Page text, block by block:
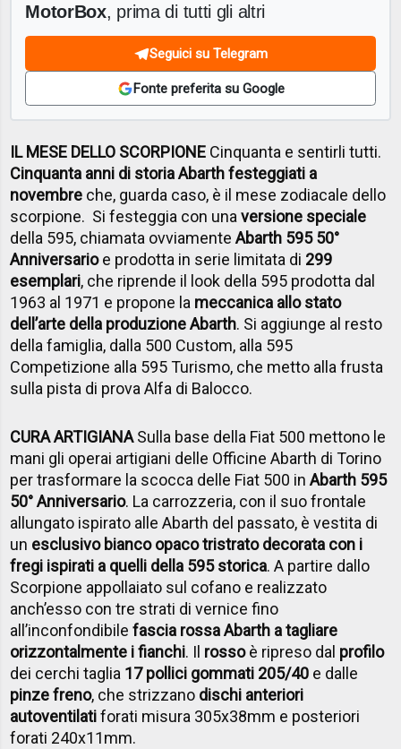
MotorBox, prima di tutti gli altri
Seguici su Telegram
Fonte preferita su Google
IL MESE DELLO SCORPIONE Cinquanta e sentirli tutti.
Cinquanta anni di storia Abarth festeggiati a
novembre che, guarda caso, è il mese zodiacale dello
scorpione. Si festeggia con unaversione speciale
della 595, chiamata ovviamenteAbarth 595 50°
Anniversarioe prodotta in serie limitata di 299
esemplari, che riprende il look della 595 prodotta dal
1963 al 1971 e propone la meccanica allo stato
dell’arte della produzione Abarth. Si aggiunge al resto
della famiglia, dalla 500 Custom, alla 595
Competizione alla 595 Turismo, che metto alla frusta
sulla pista di prova Alfa di Balocco.
CURA ARTIGIANASulla base della Fiat 500 mettono le
mani gli operai artigiani delle Officine Abarth di Torino
per trasformare la scocca delle Fiat 500 inAbarth 595
50° Anniversario. La carrozzeria, con il suo frontale
allungato ispirato alle Abarth del passato, è vestita di
un esclusivo bianco opaco tristrato decorata con i
fregi ispirati a quelli della 595 storica. A partire dallo
Scorpione appollaiato sul cofano e realizzato
anch’esso con tre strati di vernice fino
all’inconfondibilefascia rossa Abarth a tagliare
orizzontalmente i fianchi. Il rossoè ripreso dal profilo
dei cerchi taglia 17 pollici gommati 205/40 e dalle
pinze freno, che strizzano dischi anteriori
autoventilatiforati misura 305x38mm e posteriori
forati 240x11mm.